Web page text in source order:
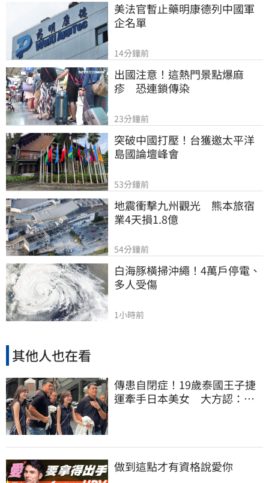
美法官暫止藥明康德列中國軍
企名單
14分鐘前
出國注意！這熱門景點爆麻
疹　恐連鎖傳染
23分鐘前
突破中國打壓！台獲邀太平洋
島國論壇峰會
53分鐘前
地震衝擊九州觀光　熊本旅宿
業4天損1.8億
54分鐘前
白海豚橫掃沖繩！4萬戶停電、
多人受傷
1小時前
其他人也在看
傳患自閉症！19歲泰國王子捷
運牽手日本美女 大方認：
做到這點才有資格說愛你